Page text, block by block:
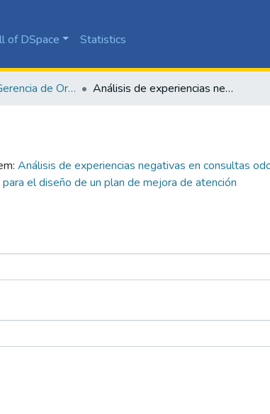
of DSpace Statistics
Maestría en Gerencia de Organizaciones de Salud Análisis de experiencias negativas en consultas odontológicas sobre patologías orales en adultos de una institución de baja complejidad en la ciudad de Cali para el diseño de un plan de mejora de atención
Análisis de experiencias negativas en consultas
el diseño de un plan de mejora de atención